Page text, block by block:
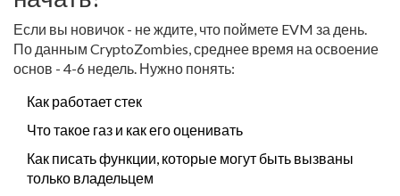
Если вы новичок - не ждите, что поймете EVM за день.
По данным CryptoZombies, среднее время на освоение
основ - 4-6 недель. Нужно понять:
Как работает стек
Что такое газ и как его оценивать
Как писать функции, которые могут быть вызваны
только владельцем